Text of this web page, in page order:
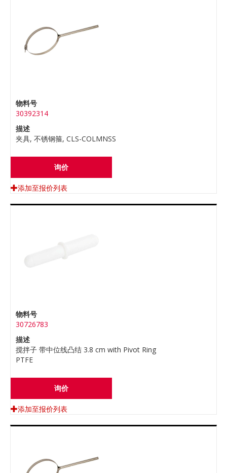
物料号
30392314
描述
夹具, 不锈钢箍, CLS-COLMNSS
询价
添加至报价列表
物料号
30726783
描述
搅拌子 带中位线凸结 3.8 cm with Pivot Ring
PTFE
询价
添加至报价列表